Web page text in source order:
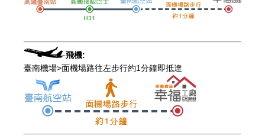
飛機:
臺南機場>面機場路往左步行約1分鐘即抵達